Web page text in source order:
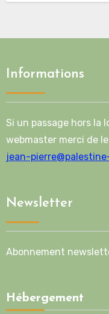
Informations
Si un passage hors la
webmaster merci de
jean-
Newsletter
Abonnement
Hébergement